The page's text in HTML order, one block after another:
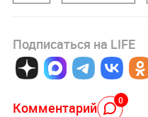
Подписаться на LIFE
Комментарий 0